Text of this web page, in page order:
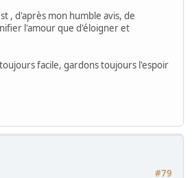
, d'après mon humble avis, de
l'amour que d'éloigner et
facile, gardons toujours l'espoir
#79